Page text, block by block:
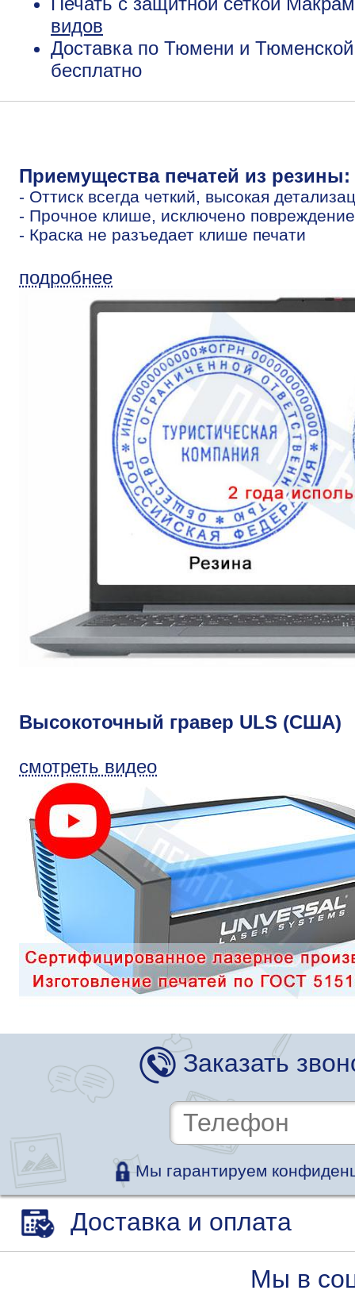
видов
Доставка по Тюмени и
бесплатно
Приемущества печатей из резины:
- Оттиск всегда четкий, высокая
- Прочное клише, исключено
- Краска не разъедает клише печати
подробнее
Высокоточный гравер ULS (США)
смотреть видео
Заказать
Мы гарантируем
Доставка и оплата
Мы в